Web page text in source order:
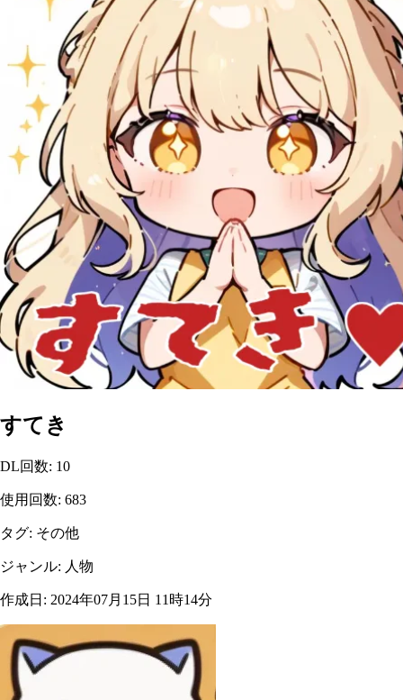
すてき
DL回数: 10
使用回数: 683
タグ: その他
ジャンル: 人物
作成日 : 2024年07月15日 11時14分